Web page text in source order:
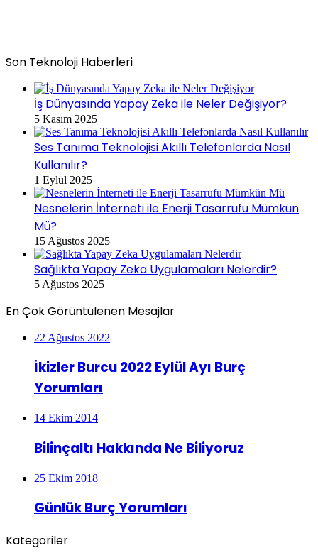
Son Teknoloji Haberleri
İş Dünyasında Yapay Zeka ile Neler Değişiyor?
5 Kasım 2025
Ses Tanıma Teknolojisi Akıllı Telefonlarda Nasıl
Kullanılır?
1 Eylül 2025
Nesnelerin İnterneti ile Enerji Tasarrufu Mümkün
Mü?
15 Ağustos 2025
Sağlıkta Yapay Zeka Uygulamaları Nelerdir?
5 Ağustos 2025
En Çok Görüntülenen Mesajlar
22 Ağustos 2022
İkizler Burcu 2022 Eylül Ayı Burç
Yorumları
14 Ekim 2014
Bilinçaltı Hakkında Ne Biliyoruz
25 Ekim 2018
Günlük Burç Yorumları
Kategoriler